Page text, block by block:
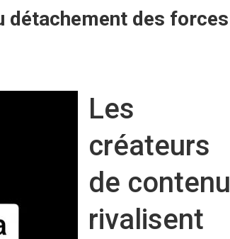
détachement des forces
Les
créateurs
de contenu
rivalisent